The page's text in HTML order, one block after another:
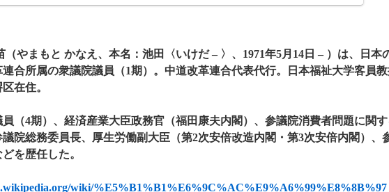
（やまもと かなえ、本名：池田〈いけだ – 〉、1971年5月14日 – ）は、日本
連合所属の衆議院議員（1期）。中道改革連合代表代行。日本福祉大学客員
在住。
（4期）、経済産業大臣政務官（福田康夫内閣）、参議院消費者問題に関
議院総務委員長、厚生労働副大臣（第2次安倍改造内閣・第3次安倍内閣）、
を歴任した。
wiki/%E5%B1%B1%E6%9C%AC%E9%A6%99%E8%8B%97